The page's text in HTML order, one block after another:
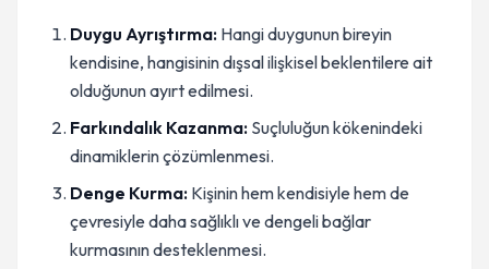
Duygu Ayrıştırma: Hangi duygunun bireyin
kendisine, hangisinin dışsal ilişkisel beklentilere ait
olduğunun ayırt edilmesi.
Farkındalık Kazanma: Suçluluğun kökenindeki
dinamiklerin çözümlenmesi.
Denge Kurma: Kişinin hem kendisiyle hem de
çevresiyle daha sağlıklı ve dengeli bağlar
kurmasının desteklenmesi.